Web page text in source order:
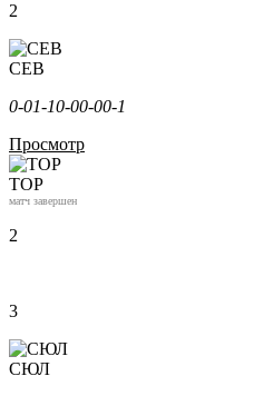
2
СЕВ
0-01-10-00-00-1
Просмотр
ТОР
матч завершен
2
3
СЮЛ